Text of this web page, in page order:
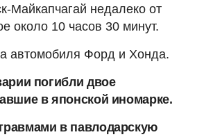
Майкапчагай недалеко от
около 10 часов 30 минут.
автомобиля Форд и Хонда.
погибли двое
в японской иномарке.
в павлодарскую